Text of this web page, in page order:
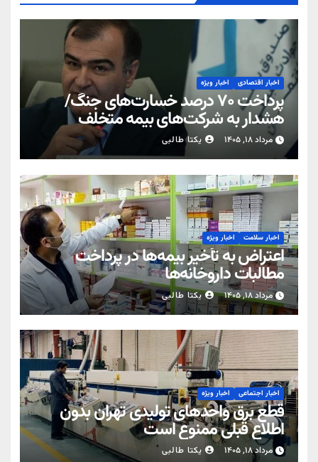
اخبار اقتصادی اخبار ویژه
پرداخت ۷۰ درصد خسارت‌های جنگ/
هشدار به شرکت‌های بیمه متخلف
مرداد ۱۸, ۱۴۰۵ یکتا طالبی
اخبار سلامت اخبار ویژه
اعتراض به تأخیر بیمه‌ها در پرداخت
مطالبات داروخانه‌ها
مرداد ۱۸, ۱۴۰۵ یکتا طالبی
اخبار اجتماعی اخبار ویژه
قطع برق واحدهای تولیدی تهران بدون
اطلاع قبلی ممنوع است
مرداد ۱۸, ۱۴۰۵ یکتا طالبی